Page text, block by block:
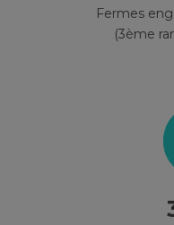
Fermes
(3ème